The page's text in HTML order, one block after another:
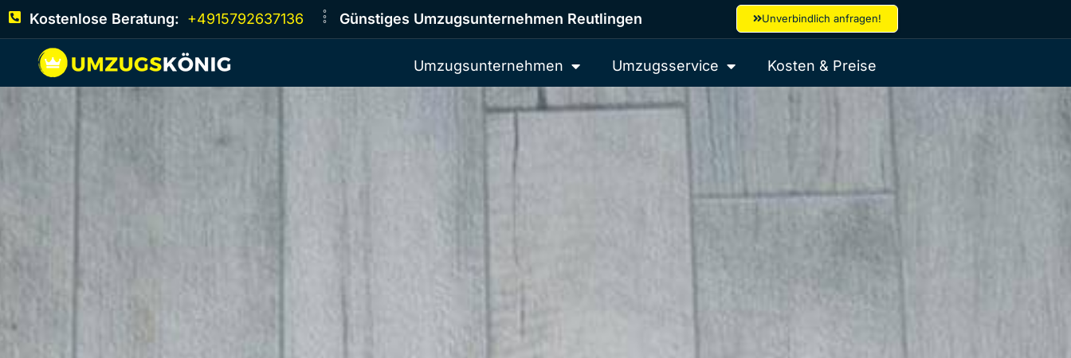
Kostenlose Beratung: +4915792637136 Günstiges Umzugsunternehmen Reutlingen Unverbindlich anfragen!
Umzugsunternehmen Umzugsservice Kosten & Preise